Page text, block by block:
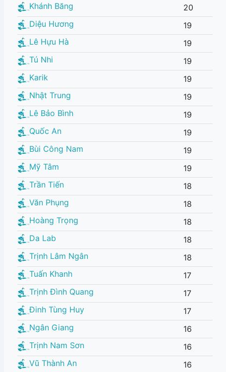
Khánh Băng
20
Diệu Hương
19
Lê Hựu Hà
19
Tú Nhi
19
Karik
19
Nhật Trung
19
Lê Bảo Bình
19
Quốc An
19
Bùi Công Nam
19
Mỹ Tâm
19
Trần Tiến
18
Văn Phụng
18
Hoàng Trọng
18
Da Lab
18
Trịnh Lâm Ngân
18
Tuấn Khanh
17
Trịnh Đình Quang
17
Đinh Tùng Huy
17
Ngân Giang
16
Trịnh Nam Sơn
16
Vũ Thành An
16